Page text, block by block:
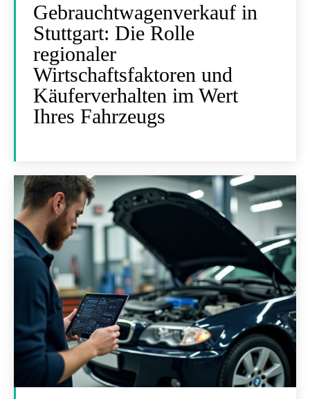
Gebrauchtwagenverkauf in
Stuttgart: Die Rolle
regionaler
Wirtschaftsfaktoren und
Käuferverhalten im Wert
Ihres Fahrzeugs